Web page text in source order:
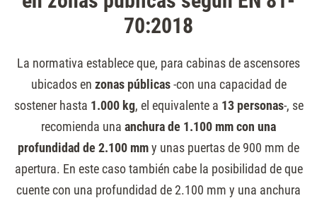
70:2018
La normativa establece que, para cabinas de ascensores
ubicados en zonas públicas-con una capacidad de
sostener hasta 1.000 kg, el equivalente a 13 personas-, se
recomienda una anchura de 1.100 mm con una
profundidad de 2.100 mmy unas puertas de 900 mm de
apertura. En este caso también cabe la posibilidad de que
cuente con una profundidad de 2.100 mm y una anchura